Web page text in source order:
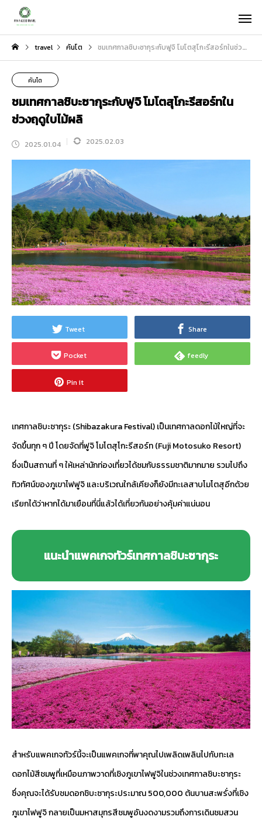
travel คันโต ชมเทศกาลชิบะซากุระกับฟูจิ โมโตสุโกะรีสอร์ทในช่วงฤดูใบไม้ผลิ
คันโต
ชมเทศกาลชิบะซากุระกับฟูจิ โมโตสุโกะรีสอร์ทใน
ช่วงฤดูใบไม้ผลิ
2025.01.04 2025.02.03
Tweet Share
Pocket feedly
Pin it
เทศกาลชิบะซากุระ (Shibazakura Festival) เป็นเทศกาลดอกไม้ใหญ่ที่จะ
จัดขึ้นทุก ๆ ปี โดยจัดที่ฟูจิ โมโตสุโกะรีสอร์ท (Fuji Motosuko Resort)
ซึ่งเป็นสถานที่ ๆ ให้เหล่านักท่องเที่ยวได้ชมกับธรรมชาติมากมาย รวมไปถึง
ทิวทัศน์ของภูเขาไฟฟูจิ และบริเวณใกล้เคียงก็ยังมีทะเลสาบโมโตสุอีกด้วย
เรียกได้ว่าหากได้มาเยือนที่นี่แล้วได้เที่ยวกันอย่างคุ้มค่าแน่นอน
แนะนำแพคเกจทัวร์เทศกาลชิบะซากุระ
สำหรับแพคเกจทัวร์นี้จะเป็นแพคเกจที่พาคุณไปเพลิดเพลินไปกับทะเล
ดอกไม้สีชมพูที่เหมือนภาพวาดที่เชิงภูเขาไฟฟูจิในช่วงเทศกาลชิบะซากุระ
ซึ่งคุณจะได้รับชมดอกชิบะซากุระประมาณ 500,000 ต้นบานสะพรั่งที่เชิง
ภูเขาไฟฟูจิ กลายเป็นมหาสมุทรสีชมพูอันงดงามรวมถึงการเดินชมสวน